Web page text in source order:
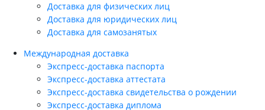
Доставка для физических лиц
Доставка для юридических лиц
Доставка для самозанятых
Международная доставка
Экспресс-доставка паспорта
Экспресс-доставка аттестата
Экспресс-доставка свидетельства о рождении
Экспресс-доставка диплома